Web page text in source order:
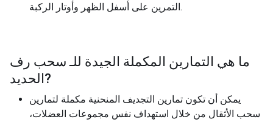
التمرين على أسفل الظهر وأوتار الركبة.
ما هي التمارين المكملة الجيدة للـ سحب رف
الحديد?
يمكن أن تكون تمارين التجديف المنحنية مكملة لتمارين
سحب الأثقال من خلال استهداف نفس مجموعات العضلات،